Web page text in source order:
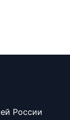
России